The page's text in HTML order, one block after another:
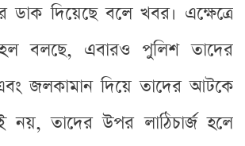
ডাক দিয়েছে বলে খবর। এক্ষেত্রে
বলছে, এবারও পুলিশ তাদের
জলকামান দিয়ে তাদের আটকে
নয়, তাদের উপর লাঠিচার্জ হলে